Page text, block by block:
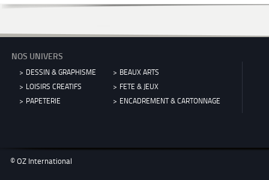
NOS UNIVERS
DESSIN & GRAPHISME
BEAUX ARTS
LOISIRS CREATIFS
FETE & JEUX
PAPETERIE
ENCADREMENT & CARTONNAGE
© OZ International